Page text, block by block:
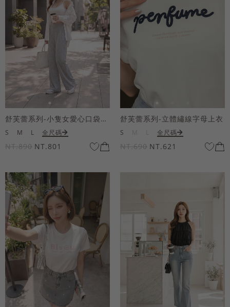
舒芙蕾系列-小隻女愛心口袋寬褲
S M L 全尺碼
NT.890 NT.801
舒芙蕾系列-立體繡線字母上衣
S 全尺碼
NT.690 NT.621